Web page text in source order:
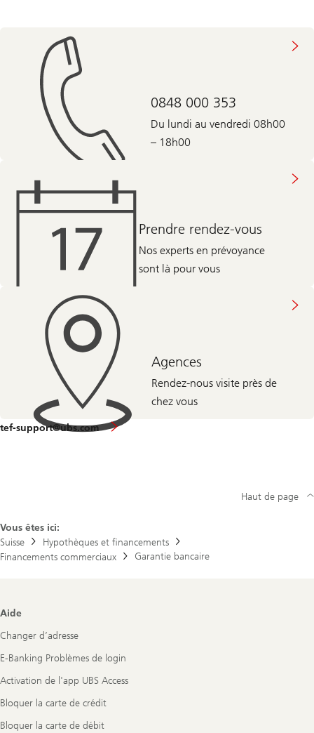
0848 000 353
Du lundi au vendredi 08h00
– 18h00
Prendre rendez-vous
Nos experts en prévoyance
sont là pour vous
Agences
Rendez-nous visite près de
chez vous
tef-support@ubs.com
Vous êtes ici:
Suisse
Hypothèques et financements
Financements commerciaux
Garantie bancaire
Haut de page
Footer
Aide
Changer d’adresse
E-Banking Problèmes de login
Activation de l'app UBS Access
Bloquer la carte de crédit
Bloquer la carte de débit